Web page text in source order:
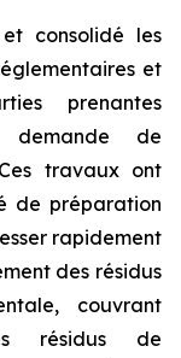
consolidé les
et
prenantes
demande de
travaux ont
de préparation
rapidement
des résidus
couvrant
résidus de